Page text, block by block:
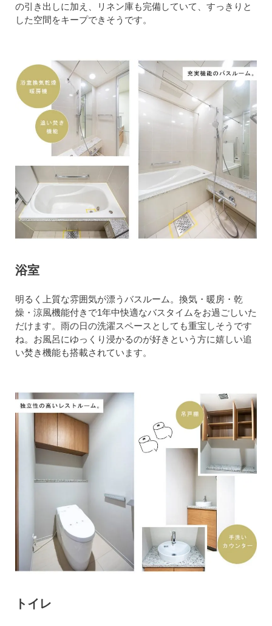
の引き出しに加え、リネン庫も完備していて、すっきりと
した空間をキープできそうです。
浴室
明るく上質な雰囲気が漂うバスルーム。換気・暖房・乾
燥・涼風機能付きで1年中快適なバスタイムをお過ごしいた
だけます。雨の日の洗濯スペースとしても重宝しそうです
ね。お風呂にゆっくり浸かるのが好きという方に嬉しい追
い焚き機能も搭載されています。
トイレ